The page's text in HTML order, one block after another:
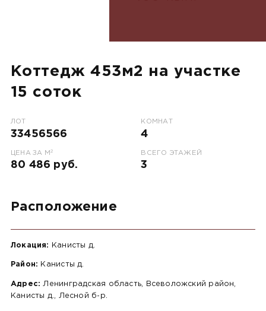
Коттедж 453м2 на участке
15 соток
ЛОТ
33456566
КОМНАТ
4
ЦЕНА ЗА М 2
80 486 руб.
ВСЕГО ЭТАЖЕЙ
3
Расположение
Локация: Канисты д.
Район: Канисты д.
Адрес:
Ленинградская область, Всеволожский район,
Канисты д., Лесной б-р.